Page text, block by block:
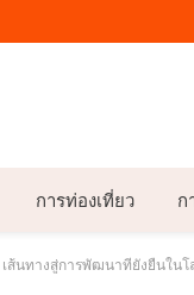
การท่องเที่ยว ก
เส้นทางสู่การพัฒนาที่ยั่งยืนใน